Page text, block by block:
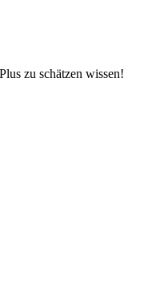
zu schätzen wissen!